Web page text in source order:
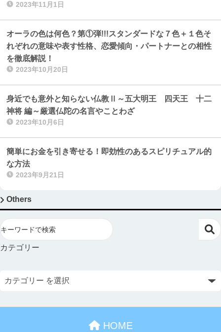
2023年11月1日
2023年10月20日
オーラの色は何色？第①弾!!!スタンダードな７色＋１色そ
れぞれの意味や表す性格、恋愛傾向・パートナーとの相性
を徹底解説！
2023年10月6日
身近でも意外と知らない仏教Ⅱ～五大明王 四天王 十二
神将 編～厳選仏陀の名言やことわざ
2023年9月21日
簡単にお金を引き寄せる！即効性のあるスピリチュアル的
な方法
Others
カテゴリー
HOME